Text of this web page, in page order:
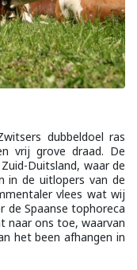
dubbeldoel ras
vrij grove draad. De
Duitsland, waar de
in de uitlopers van de
vlees wat wij
de Spaanse tophoreca
naar ons toe, waarvan
het been afhangen in